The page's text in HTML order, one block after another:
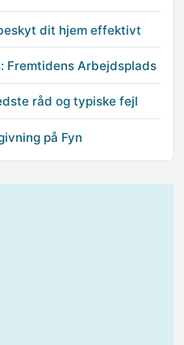
dit hjem effektivt
Fremtidens Arbejdsplads
råd og typiske fejl
på Fyn